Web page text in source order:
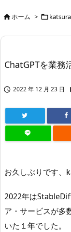
ホーム > katsura
ChatGPTを業務
 2022 年 12 月 23 日
お久しぶりです、
2022年は
ア・サービスが多
いた１年でした。